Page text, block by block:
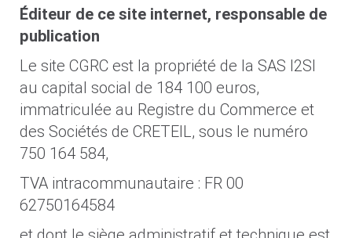
Éditeur de ce site internet, responsable de
publication
Le site CGRC est la propriété de la SAS I2SI
au capital social de 184 100 euros,
immatriculée au Registre du Commerce et
des Sociétés de CRETEIL, sous le numéro
750 164 584,
TVA intracommunautaire : FR 00
62750164584